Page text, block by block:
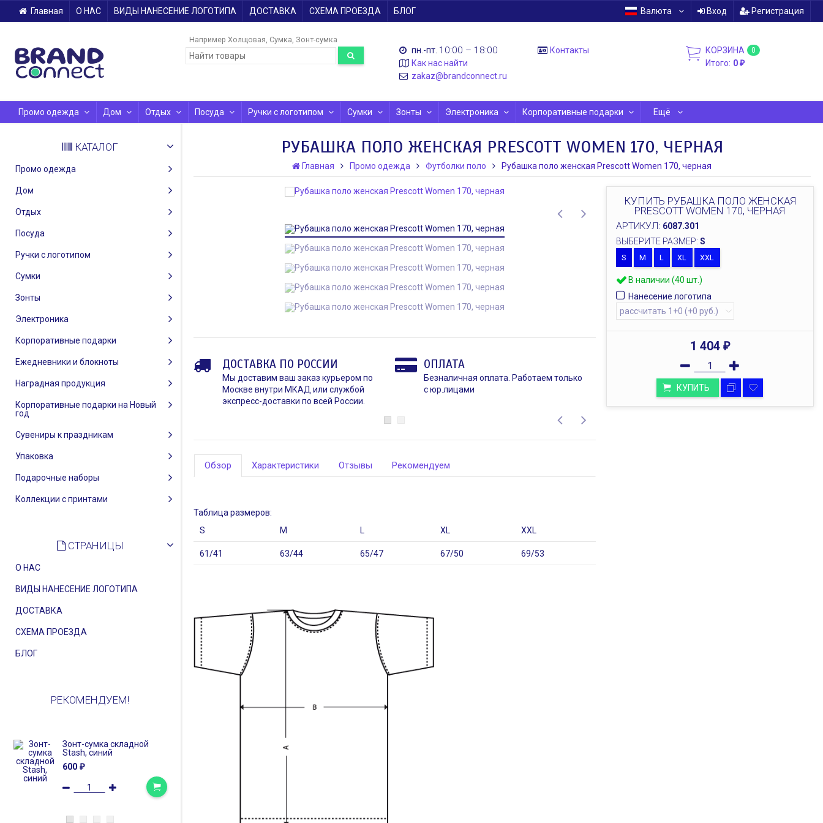
Главная О НАС ВИДЫ НАНЕСЕНИЕ ЛОГОТИПА ДОСТАВКА СХЕМА ПРОЕЗДА БЛОГ Валюта Вход Регистрация
Например Холщовая Сумка Зонт-сумка
пн.-пт. 10:00 – 18:00
Как нас найти
zakaz@brandconnect.ru
Контакты КОРЗИНА 0
Итого: 0₽
Промо одежда Дом Отдых Посуда Ручки с логотипом Сумки Зонты Электроника Корпоративные подарки Ещё
КАТАЛОГ
Промо одежда
Дом
Отдых
Посуда
Ручки с логотипом
Сумки
Зонты
Электроника
Корпоративные подарки
Ежедневники и блокноты
Наградная продукция
Корпоративные подарки на Новый
год
Сувениры к праздникам
Упаковка
Подарочные наборы
Коллекции с принтами
СТРАНИЦЫ
О НАС
ВИДЫ НАНЕСЕНИЕ ЛОГОТИПА
ДОСТАВКА
СХЕМА ПРОЕЗДА
БЛОГ
РЕКОМЕНДУЕМ!
Зонт-сумка складной
Stash, синий
600₽
Набор Sketch Up, серый
РУБАШКА ПОЛО ЖЕНСКАЯ PRESCOTT WOMEN 170, ЧЕРНАЯ
Главная Промо одежда Футболки поло Рубашка поло женская Prescott Women 170, черная
КУПИТЬ РУБАШКА ПОЛО ЖЕНСКАЯ
PRESCOTT WOMEN 170, ЧЕРНАЯ
АРТИКУЛ: 6087.301
ВЫБЕРИТЕ РАЗМЕР: S
S M L XL XXL
В наличии (40 шт.)
Нанесение логотипа
1 404 ₽
КУПИТЬ
ДОСТАВКА ПО РОССИИ
Мы доставим ваш заказ курьером по
Москве внутри МКАД или службой
экспресс-доставки по всей России.
ОПЛАТА
Безналичная оплата. Работаем только
с юр.лицами
ОФИС В МОСКВЕ
Адрес офиса: г. Москва, Кутузовский
пр-т, д. 36, стр.4.
Обзор Характеристики Отзывы Рекомендуем
Таблица размеров:
S
M L XL XXL
61/41 63/44 65/47 67/50 69/53